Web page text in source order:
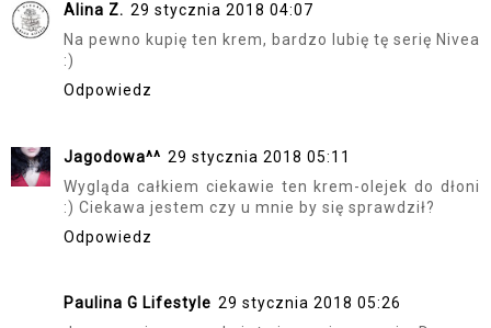
Alina Z. 29 stycznia 2018 04:07
Na pewno kupię ten krem, bardzo lubię tę serię Nivea
:)
Odpowiedz
Jagodowa^^ 29 stycznia 2018 05:11
Wygląda całkiem ciekawie ten krem-olejek do dłoni
:) Ciekawa jestem czy u mnie by się sprawdził?
Odpowiedz
Paulina G Lifestyle 29 stycznia 2018 05:26